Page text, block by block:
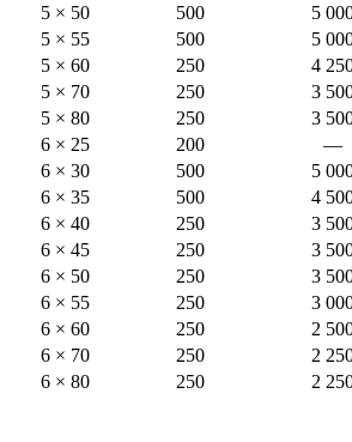
5 × 50
500 5
5 × 55
500 5
5 × 60
250 4
5 × 70
250 3
5 × 80
250 3
6 × 25
200 —
6 × 30
500 5
6 × 35
500 4
6 × 40
250 3
6 × 45
250 3
6 × 50
250 3
6 × 55
250 3
6 × 60
250 2
6 × 70
250 2
6 × 80
250 2